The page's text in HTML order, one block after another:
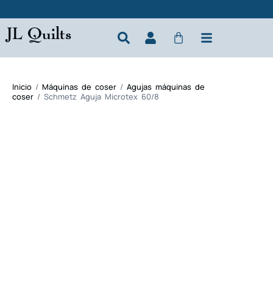
JL Quilts
Inicio / Máquinas de coser / Agujas máquinas de
coser / Schmetz Aguja Microtex 60/8